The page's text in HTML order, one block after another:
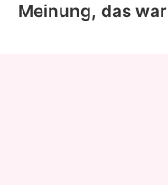
Meinung, das